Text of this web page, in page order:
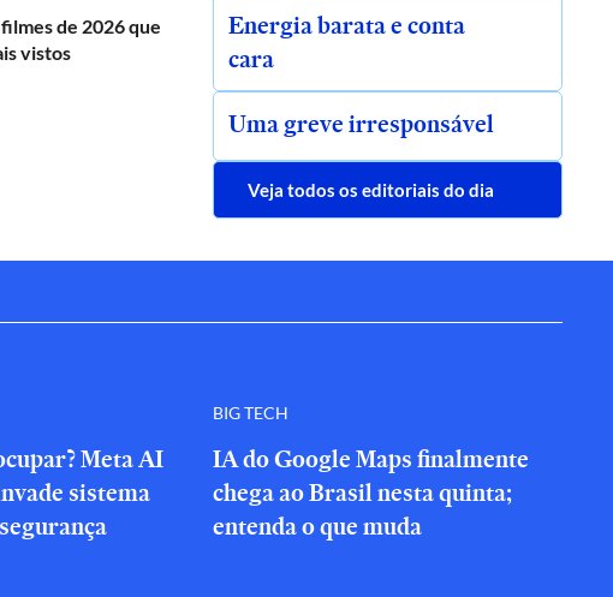
de 2026 que
vistos
Energia barata e conta
cara
Uma greve irresponsável
Veja todos os editoriais do dia
Meta AI
sistema
BIG TECH
IA do Google Maps finalmente
chega ao Brasil nesta quinta;
entenda o que muda